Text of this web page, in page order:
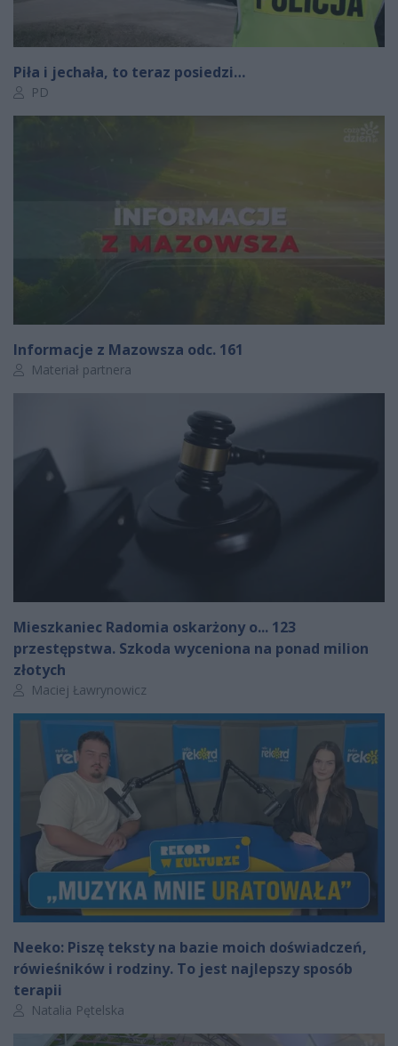
Piła i jechała, to teraz posiedzi…
Autor artykułu:
PD
Informacje z Mazowsza odc. 161
Autor artykułu:
Materiał partnera
Mieszkaniec Radomia oskarżony o... 123
przestępstwa. Szkoda wyceniona na ponad milion
złotych
Autor artykułu:
Maciej Ławrynowicz
Neeko: Piszę teksty na bazie moich doświadczeń,
rówieśników i rodziny. To jest najlepszy sposób
terapii
Autor artykułu:
Natalia Pętelska